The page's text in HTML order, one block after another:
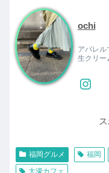
ochi
アパレル
生クリー
福岡グルメ 福岡
大濠カフェ